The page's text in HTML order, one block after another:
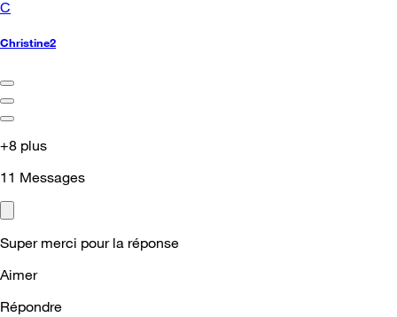
C
Christine2
+8 plus
11 Messages
Super merci pour la réponse
Aimer
Répondre